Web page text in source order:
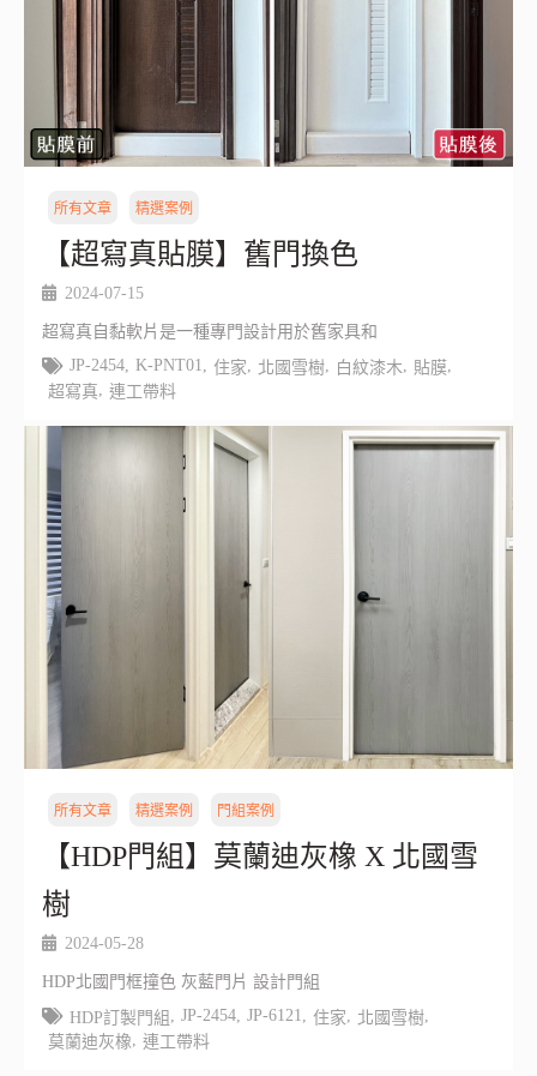
所有文章 精選案例
【超寫真貼膜】舊門換色
2024-07-15
超寫真自黏軟片是一種專門設計用於舊家具和
JP-2454, K-PNT01 住家 北國雪樹, 白紋漆木 貼膜,
超寫真
連工帶料
所有文章 精選案例 門組案例
【HDP門組】莫蘭迪灰橡 X 北國雪
樹
2024-05-28
HDP北國門框撞色 灰藍門片 設計門組
HDP訂製門組
JP-2454, JP-6121 住家 北國雪樹,
莫蘭迪灰橡
連工帶料